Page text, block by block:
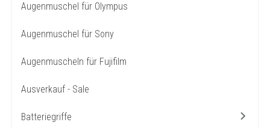
Augenmuschel für Olympus
Augenmuschel für Sony
Augenmuscheln für Fujifilm
Ausverkauf - Sale
Batteriegriffe